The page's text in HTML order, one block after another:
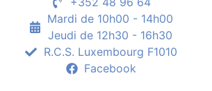
Mardi de 10h00 - 14h00
Jeudi de 12h30 - 16h30
R.C.S. Luxembourg F1010
Facebook